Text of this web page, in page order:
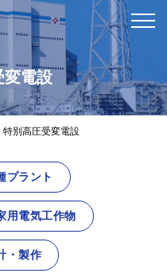
変電設
特別高圧受変電設
プラント
用電気工作物
・製作